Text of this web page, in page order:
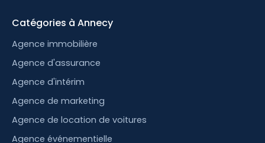
Catégories à Annecy
Agence immobilière
Agence d'assurance
Agence d'intérim
Agence de marketing
Agence de location de voitures
Agence événementielle